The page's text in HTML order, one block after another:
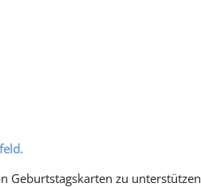
Geburtstagskarten zu